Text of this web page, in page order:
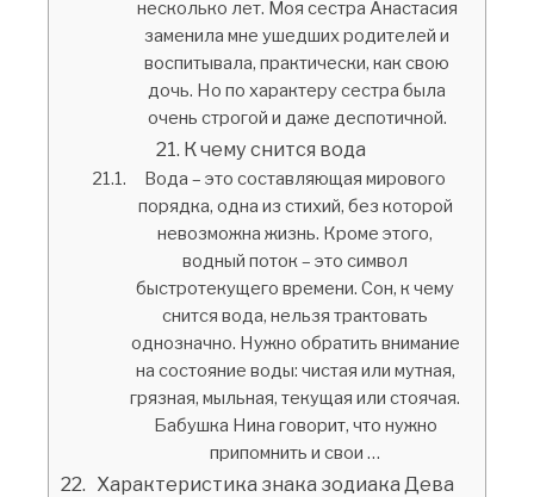
несколько лет. Моя сестра Анастасия
заменила мне ушедших родителей и
воспитывала, практически, как свою
дочь. Но по характеру сестра была
очень строгой и даже деспотичной.
К чему снится вода
Вода – это составляющая мирового
порядка, одна из стихий, без которой
невозможна жизнь. Кроме этого,
водный поток – это символ
быстротекущего времени. Сон, к чему
снится вода, нельзя трактовать
однозначно. Нужно обратить внимание
на состояние воды: чистая или мутная,
грязная, мыльная, текущая или стоячая.
Бабушка Нина говорит, что нужно
припомнить и свои …
Характеристика знака зодиака Дева